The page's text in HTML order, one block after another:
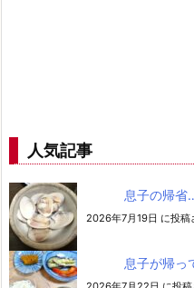
人気記事
息子の帰
2026年7月19日 に投稿
息子が帰っ